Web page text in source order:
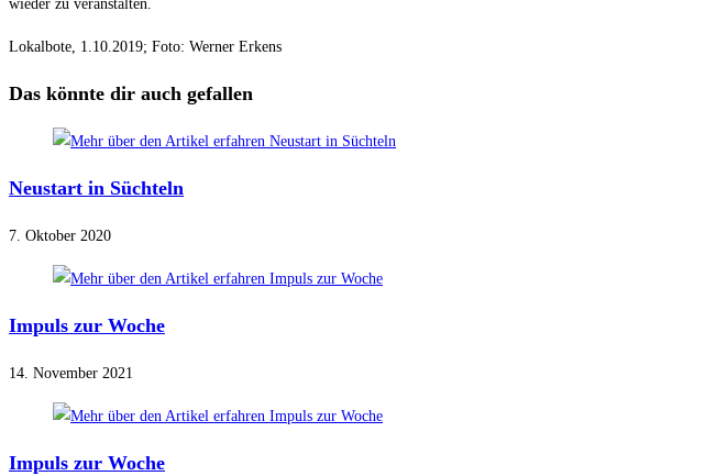
wieder zu veranstalten.
Lokalbote, 1.10.2019; Foto: Werner Erkens
Das könnte dir auch gefallen
Neustart in Süchteln
7. Oktober 2020
Impuls zur Woche
14. November 2021
Impuls zur Woche